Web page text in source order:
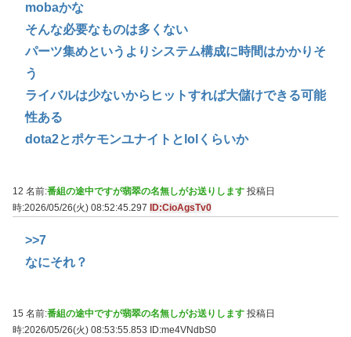
mobaかな
そんな必要なものは多くない
パーツ集めというよりシステム構成に時間はかかりそ
う
ライバルは少ないからヒットすれば大儲けできる可能
性ある
dota2とポケモンユナイトとlolくらいか
12 名前:番組の途中ですが翡翠の名無しがお送りします 投稿日
時:2026/05/26(火) 08:52:45.297 ID:CioAgsTv0
>>7
なにそれ？
15 名前:番組の途中ですが翡翠の名無しがお送りします 投稿日
時:2026/05/26(火) 08:53:55.853
ID:me4VNdbS0